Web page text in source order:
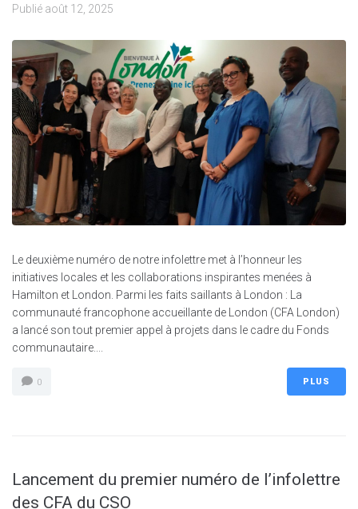
Publié août 12, 2025
Le deuxième numéro de notre infolettre met à l’honneur les
initiatives locales et les collaborations inspirantes menées à
Hamilton et London. Parmi les faits saillants à London : La
communauté francophone accueillante de London (CFA London)
a lancé son tout premier appel à projets dans le cadre du Fonds
communautaire....
0 PLUS
Lancement du premier numéro de l’infolettre
des CFA du CSO